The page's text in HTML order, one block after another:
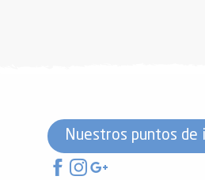
Nuestros puntos de